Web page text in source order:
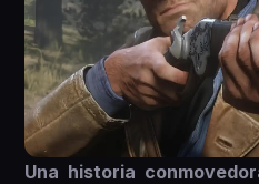
Una historia